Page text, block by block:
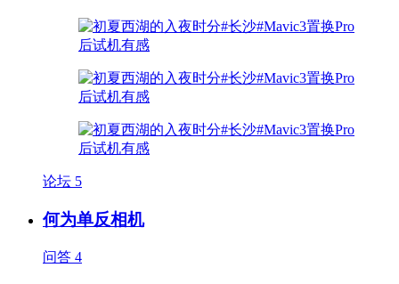
论坛 5
何为单反相机
问答 4